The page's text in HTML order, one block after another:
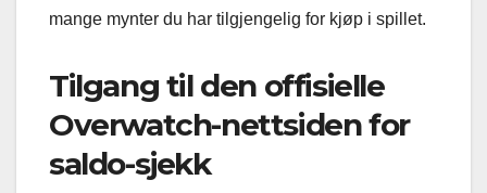
mange mynter du har tilgjengelig for kjøp i spillet.
Tilgang til den offisielle
Overwatch-nettsiden for
saldo-sjekk